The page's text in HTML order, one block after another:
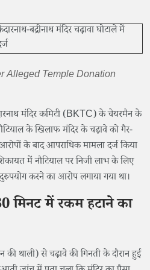
Alleged Temple Donation
मंदिर कमिटी (BKTC) के चेयरमैन के
के खिलाफ मंदिर के चढ़ावे को गैर-
के बाद आपराधिक मामला दर्ज किया
में नौटियाल पर निजी लाभ के लिए
करने का आरोप लगाया गया था।
मिनट में रकम हटाने का
थाली) से चढ़ावे की गिनती के दौरान हुई